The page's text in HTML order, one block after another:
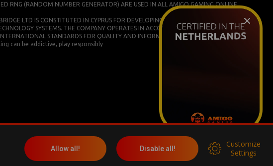
Социальные сети:
RNG (RANDOM NUMBER GENERATOR) ARE USED IN ALL AMIGO GAMING ONLINE
LTD IS CONSTITUTED IN CYPRUS FOR DEVELOPING AND COMMERCIALIZING
SYSTEMS. THE COMPANY OPERATES IN ACCORDANCE WITH ISO/IEC
STANDARDS FOR QUALITY AND INFORMATION SECURITY.
can be addictive, play responsibly
Allow all! Disable all!
Customize
Settings
More info